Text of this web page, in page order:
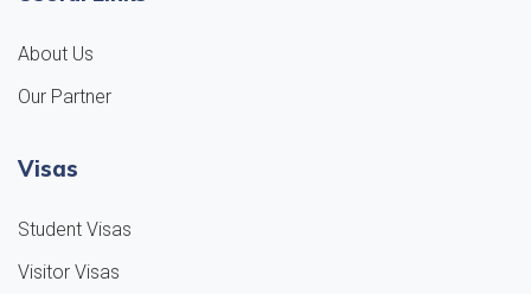
About Us
Our Partner
Visas
Student Visas
Visitor Visas